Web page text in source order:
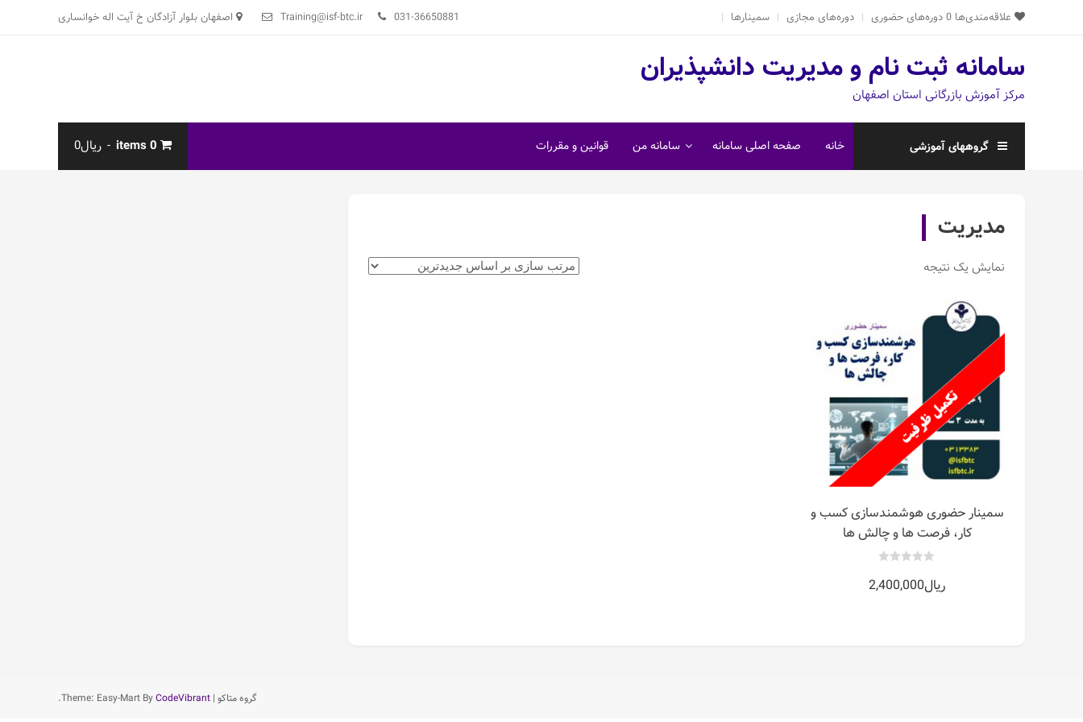
031-36650881
Training@isf-btc.ir اصفهان بلوار آزادگان خ آیت اله خوانساری علاقه‌مندی‌ها 0دوره‌های حضوری دوره‌های مجازی سمینارها
سامانه ثبت نام و مدیریت دانشپذیران
مرکز آموزش بازرگانی استان اصفهان
گروههای آموزشی خانه صفحه اصلی سامانه سامانه من قوانین و مقررات 0 items ریال0
مدیریت
نمایش یک نتیجه
سمینار حضوری هوشمندسازی کسب و
کار، فرصت ها و چالش ها
out
of
ریال2,400,000
گروه متاکو |
Theme: Easy-Mart ByCodeVibrant
.